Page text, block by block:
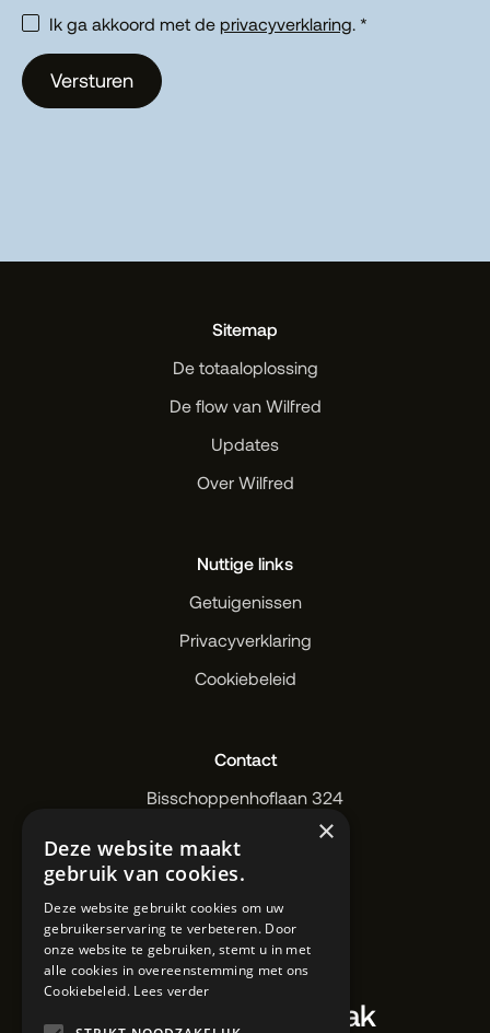
Ik ga akkoord met de privacyverklaring. *
Versturen
Sitemap
De totaaloplossing
De flow van Wilfred
Updates
Over Wilfred
Nuttige links
Getuigenissen
Privacyverklaring
Cookiebeleid
Contact
Bisschoppenhoflaan 324
IBZ20 1889 02
wilfred@wilfred.works
Maak een afspraak
×
Deze website maakt
gebruik van cookies.
Deze website gebruikt cookies om uw
gebruikerservaring te verbeteren. Door
onze website te gebruiken, stemt u in met
alle cookies in overeenstemming met ons
Cookiebeleid. Lees verder